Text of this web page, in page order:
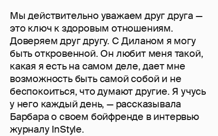
Мы действительно уважаем друг друга —
это ключ к здоровым отношениям.
Доверяем друг другу. С Диланом я могу
быть откровенной. Он любит меня такой,
какая я есть на самом деле, дает мне
возможность быть самой собой и не
беспокоиться, что думают другие. Я учусь
у него каждый день, — рассказывала
Барбара о своем бойфренде в интервью
журналу InStyle.